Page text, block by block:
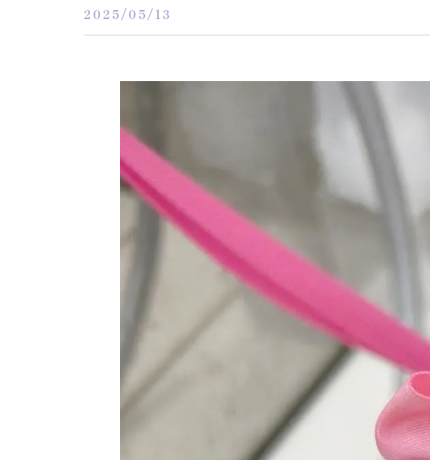
2025/05/13